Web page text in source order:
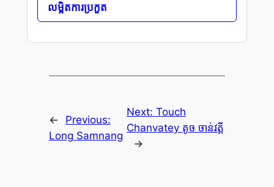
លម្អិតការប្រកួត
←
Previous:
Long Samnang
Next: Touch
Chanvatey តូច ចាន់វត្តី
→